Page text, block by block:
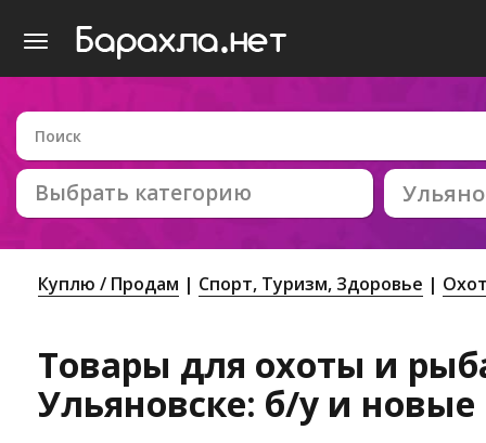
Выбрать категорию
Куплю / Продам Спорт, Tуризм, Здоровье
Товары для охоты и
Ульяновске: б/у и новые